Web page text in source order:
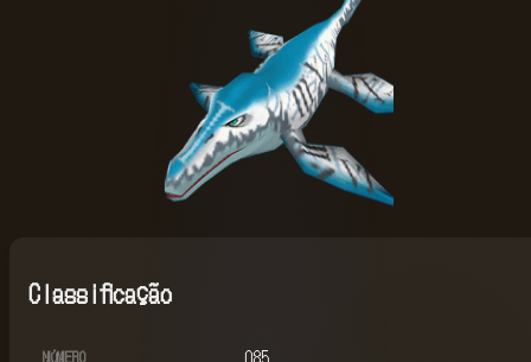
Classificação
NÚMERO 085